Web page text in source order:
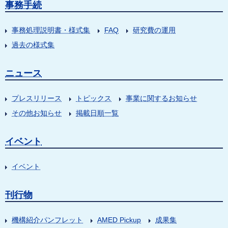
事務手続
事務処理説明書・様式集 FAQ
研究費の運用
過去の様式集
ニュース
プレスリリース トピックス
事業に関するお知らせ
その他お知らせ
掲載日順一覧
イベント
イベント
刊行物
機構紹介パンフレット AMED Pickup 成果集